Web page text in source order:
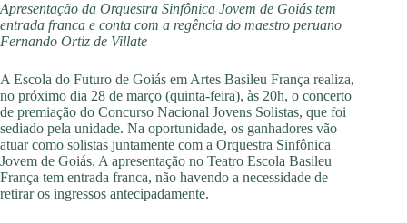
Apresentação da Orquestra Sinfônica Jovem de Goiás tem
entrada franca e conta com a regência do maestro peruano
Fernando Ortiz de Villate
A Escola do Futuro de Goiás em Artes Basileu França realiza,
no próximo dia 28 de março (quinta-feira), às 20h, o concerto
de premiação do Concurso Nacional Jovens Solistas, que foi
sediado pela unidade. Na oportunidade, os ganhadores vão
atuar como solistas juntamente com a Orquestra Sinfônica
Jovem de Goiás. A apresentação no Teatro Escola Basileu
França tem entrada franca, não havendo a necessidade de
retirar os ingressos antecipadamente.